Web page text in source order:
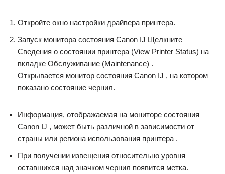
Откройте окно настройки драйвера принтера.
Запуск монитора состояния Canon IJ Щелкните
Сведения о состоянии принтера (View Printer Status) на
вкладке Обслуживание (Maintenance) .
Открывается монитор состояния Canon IJ , на котором
показано состояние чернил.
Информация, отображаемая на мониторе состояния
Canon IJ , может быть различной в зависимости от
страны или региона использования принтера .
При получении извещения относительно уровня
оставшихся над значком чернил появится метка.